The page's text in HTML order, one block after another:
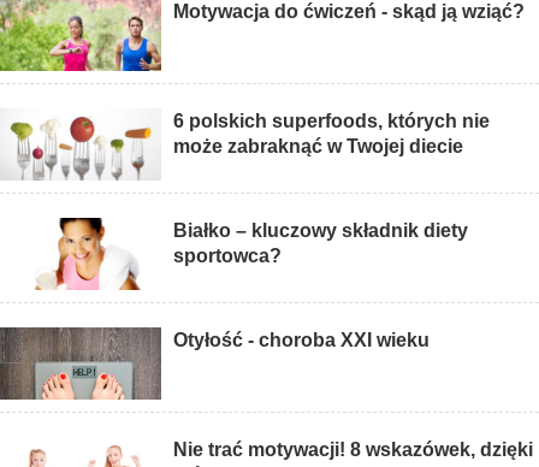
Motywacja do ćwiczeń - skąd ją wziąć?
6 polskich superfoods, których nie
może zabraknąć w Twojej diecie
Białko – kluczowy składnik diety
sportowca?
Otyłość - choroba XXI wieku
Nie trać motywacji! 8 wskazówek, dzięki